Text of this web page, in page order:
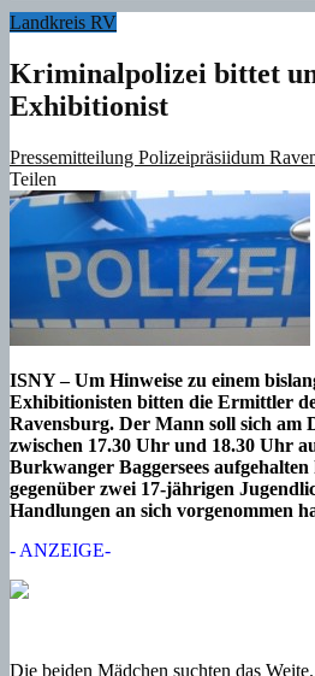
for:
Landkreis RV
Kriminalpolizei bittet
Exhibitionist
Pressemitteilung Polizeipräsiidum
Teilen
ISNY – Um Hinweise zu einem
Exhibitionisten bitten die Ermittler
Ravensburg. Der Mann soll sich am
zwischen 17.30 Uhr und 18.30 Uhr
Burkwanger Baggersees
gegenüber zwei 17-jährigen
Handlungen an sich vorgenommen
- ANZEIGE-
Die beiden Mädchen suchten das